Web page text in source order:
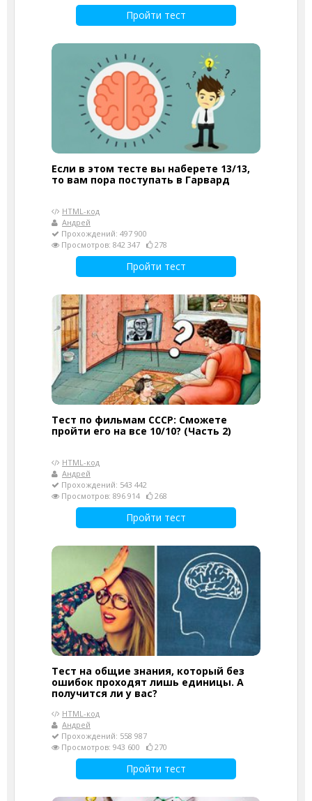
Пройти тест
Если в этом тесте вы наберете 13/13,
то вам пора поступать в Гарвард
HTML-код
Андрей
Прохождений: 497 900
Просмотров: 842 347
278
Пройти тест
Тест по фильмам СССР: Сможете
пройти его на все 10/10? (Часть 2)
HTML-код
Андрей
Прохождений: 543 442
Просмотров: 896 914
268
Пройти тест
Тест на общие знания, который без
ошибок проходят лишь единицы. А
получится ли у вас?
HTML-код
Андрей
Прохождений: 558 987
Просмотров: 943 600
270
Пройти тест